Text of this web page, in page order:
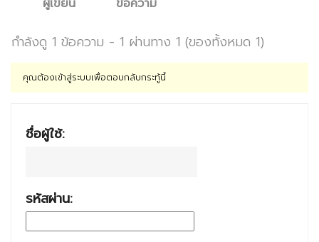
ผู้เขียน
ข้อความ
กำลังดู 1 ข้อความ - 1 ผ่านทาง 1 (ของทั้งหมด 1)
คุณต้องเข้าสู่ระบบเพื่อตอบกลับกระทู้นี้
ชื่อผู้ใช้:
รหัสผ่าน: